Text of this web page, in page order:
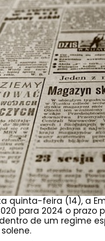
quinta-feira (14), a
para 2024 o prazo
de um regime